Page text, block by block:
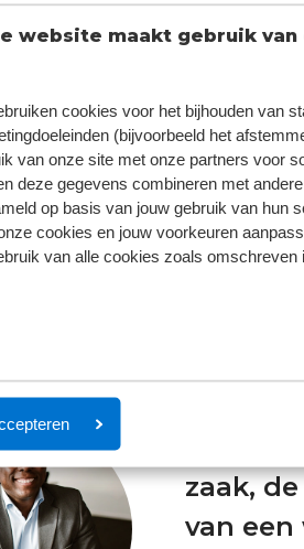
website maakt gebruik van
cookies voor het bijhouden van
(bijvoorbeeld het
van onze site met onze partners voor
deze gegevens combineren met
op basis van jouw gebruik van hun
cookies en jouw voorkeuren
van alle cookies zoals omschreven
Receptie / front office
Houd jij ervan omnetiets harder
grote klantportefeuilles? Werk je
borrels en leuke uitjes? Wil je
opleiding te volgen? Kom dan
bij Broekhuis werkt
De
vragen
zaak,
van